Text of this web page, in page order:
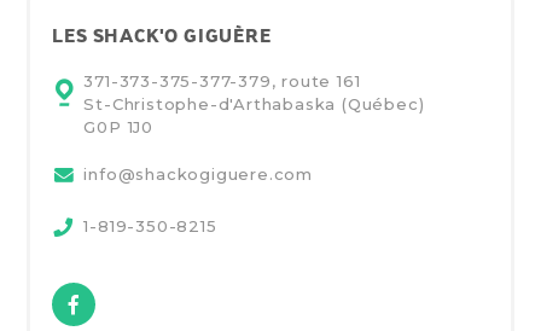
LES SHACK'O GIGUÈRE
371-373-375-377-379, route 161
St-Christophe-d'Arthabaska (Québec)
G0P 1J0
info@shackogiguere.com
1-819-350-8215
Facebook